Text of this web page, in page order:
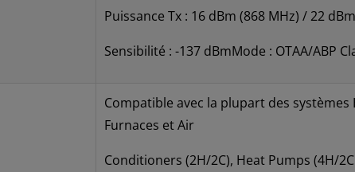
Puissance Tx : 16 dBm (868 MHz) / 22
Sensibilité : -137 dBmMode : OTAA/ABP
Compatible avec la plupart des systèmes
Furnaces et Air
Conditioners (2H/2C), Heat Pumps (4H/